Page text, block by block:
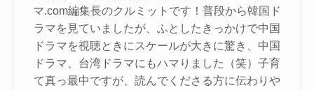
マ.com編集長のクルミットです！普段から韓国ド
ラマを見ていましたが、ふとしたきっかけで中国
ドラマを視聴ときにスケールが大きに驚き、中国
ドラマ、台湾ドラマにもハマりました（笑）子育
て真っ最中ですが、読んでくださる方に伝わりや